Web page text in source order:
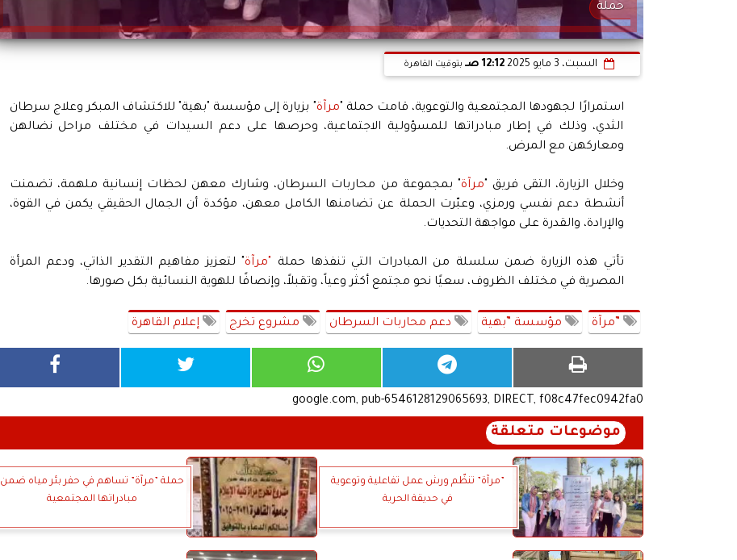
حملة
السبت، 3 مايو 2025 12:12 صـ بتوقيت القاهرة
استمرارًا لجهودها المجتمعية والتوعوية، قامت حملة " مرآة " بزيارة إلى مؤسسة "بهية" للاكتشاف المبكر وعلاج سرطان
الثدي، وذلك في إطار مبادراتها للمسؤولية الاجتماعية، وحرصها على دعم السيدات في مختلف مراحل نضالهن
ومعاركهن مع المرض.
وخلال الزيارة، التقى فريق " مرآة " بمجموعة من محاربات السرطان، وشارك معهن لحظات إنسانية ملهمة، تضمنت
أنشطة دعم نفسي ورمزي، وعبّرت الحملة عن تضامنها الكامل معهن، مؤكدة أن الجمال الحقيقي يكمن في القوة،
والإرادة، والقدرة على مواجهة التحديات.
تأتي هذه الزيارة ضمن سلسلة من المبادرات التي تنفذها حملة "مرآة " لتعزيز مفاهيم التقدير الذاتي، ودعم المرأة
المصرية في مختلف الظروف، سعيًا نحو مجتمع أكثر وعياً، وتقبلاً، وإنصافًا للهوية النسائية بكل صورها.
”مرآة مؤسسة ”بهية دعم محاربات السرطان مشروع تخرج إعلام القاهرة
google.com, pub-6546128129065693, DIRECT, f08c47fec0942fa0
موضوعات متعلقة
”مرآة” تنظّم ورش عمل تفاعلية وتوعوية
في حديقة الحرية
حملة ”مرآة” تساهم في حفر بئر مياه ضمن
مبادراتها المجتمعية